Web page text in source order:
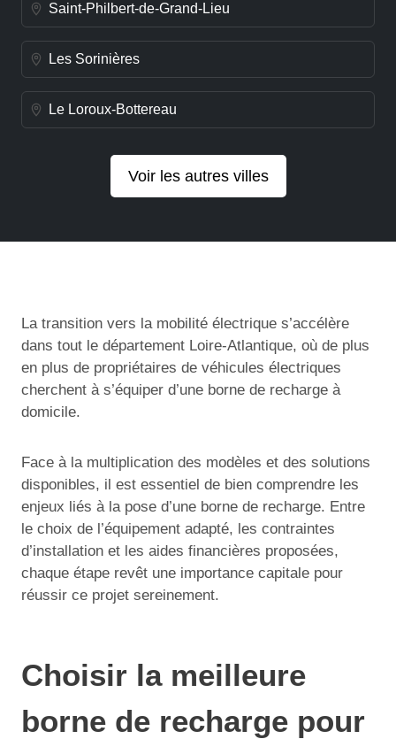
Saint-Philbert-de-Grand-Lieu
Les Sorinières
Le Loroux-Bottereau
Voir les autres villes
La transition vers la mobilité électrique s’accélère
dans tout le département Loire-Atlantique, où de plus
en plus de propriétaires de véhicules électriques
cherchent à s’équiper d’une borne de recharge à
domicile.
Face à la multiplication des modèles et des solutions
disponibles, il est essentiel de bien comprendre les
enjeux liés à la pose d’une borne de recharge. Entre
le choix de l’équipement adapté, les contraintes
d’installation et les aides financières proposées,
chaque étape revêt une importance capitale pour
réussir ce projet sereinement.
Choisir la meilleure
borne de recharge pour